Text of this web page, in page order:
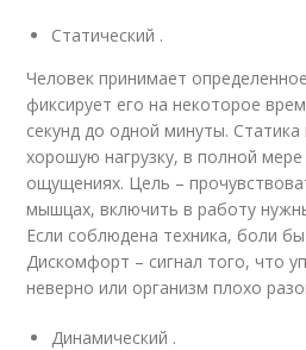
Статический .
Человек принимает
фиксирует его на некоторое
секунд до одной минуты.
хорошую нагрузку, в полной
ощущениях. Цель –
мышцах, включить в работу
Если соблюдена техника, боли
Дискомфорт – сигнал того, что
неверно или организм плохо
Динамический .